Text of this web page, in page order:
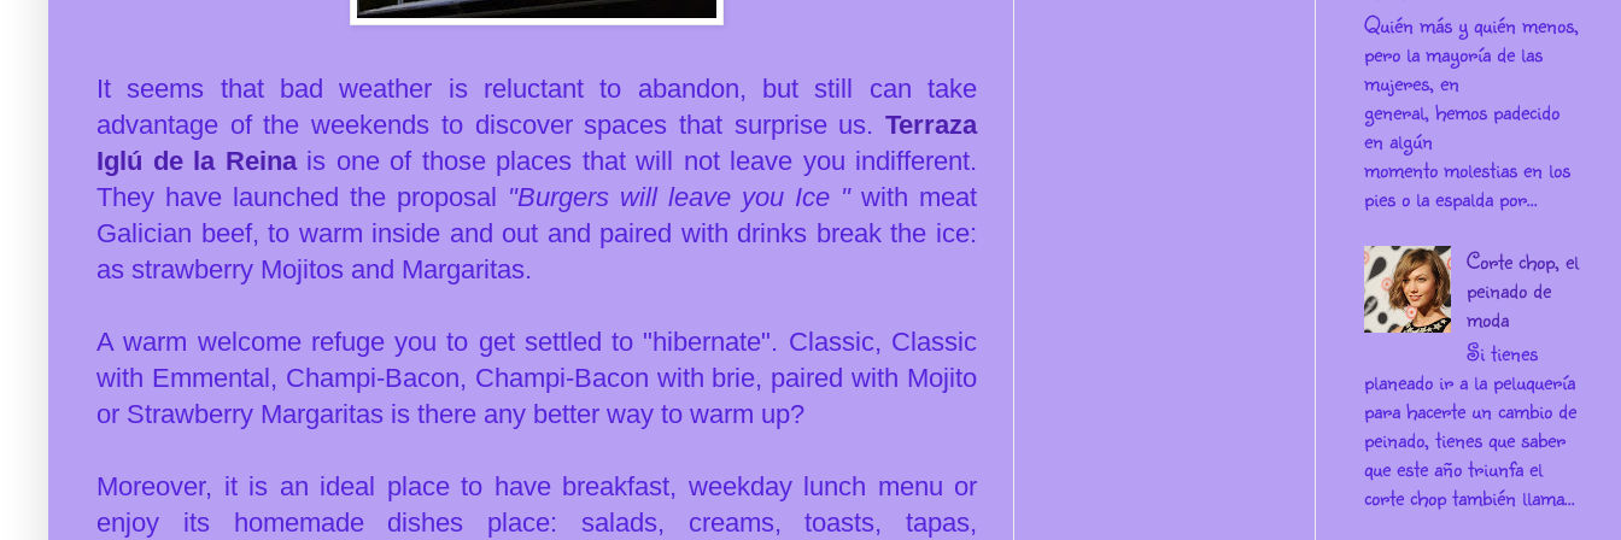
It seems that bad weather is reluctant to abandon, but still can take
advantage of the weekends to discover spaces that surprise us. Terraza
Iglú de la Reinais one of those places that will not leave you indifferent.
They have launched the proposal "Burgers will leave you Ice "with meat
Galician beef, to warm inside and out and paired with drinks break the ice:
as strawberry Mojitos and Margaritas.
A warm welcome refuge you to get settled to "hibernate". Classic, Classic
with Emmental, Champi-Bacon, Champi-Bacon with brie, paired with Mojito
or Strawberry Margaritas is there any better way to warm up?
Moreover, it is an ideal place to have breakfast, weekday lunch menu or
enjoy its homemade dishes place: salads, creams, toasts, tapas,
Quién más y quién menos,
pero la mayoría de las
mujeres, en
general, hemos padecido
en algún
momento molestias en los
pies o la espalda por...
Corte chop, el
peinado de
moda
Si tienes
planeado ir a la peluquería
para hacerte un cambio de
peinado, tienes que saber
que este año triunfa el
corte chop también llama...